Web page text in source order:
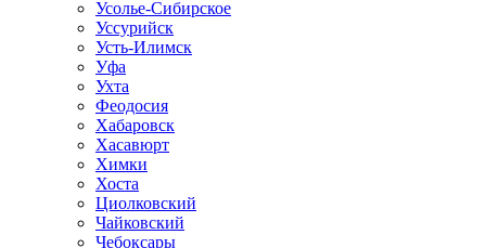
Усолье-Сибирское
Уссурийск
Усть-Илимск
Уфа
Ухта
Феодосия
Хабаровск
Хасавюрт
Химки
Хоста
Циолковский
Чайковский
Чебоксары